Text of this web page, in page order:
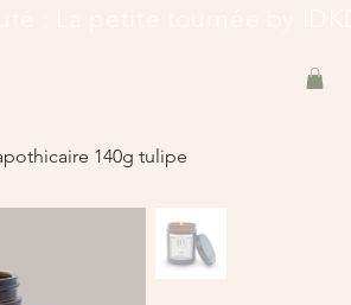
140g tulipe